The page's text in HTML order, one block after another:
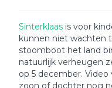
Sinterklaas is voor
kunnen niet wachten
stoomboot het land
natuurlijk verheugen
op 5 december.
zoon of dochter nog